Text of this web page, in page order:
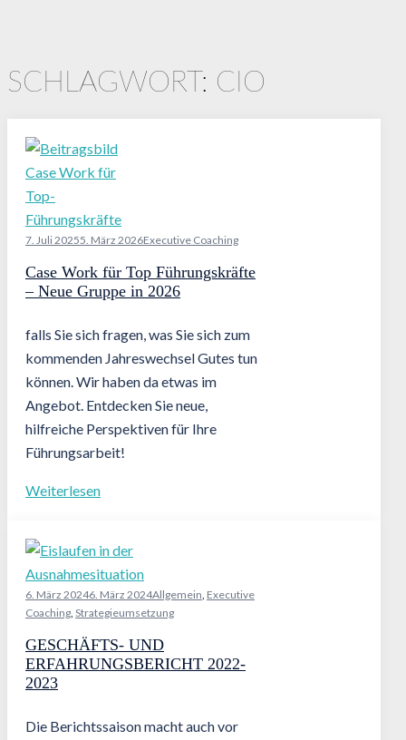
SCHLAGWORT: CIO
7. Juli 20255. März 2026Executive Coaching
Case Work für Top Führungskräfte
– Neue Gruppe in 2026
falls Sie sich fragen, was Sie sich zum
kommenden Jahreswechsel Gutes tun
können. Wir haben da etwas im
Angebot. Entdecken Sie neue,
hilfreiche Perspektiven für Ihre
Führungsarbeit!
Weiterlesen
6. März 20246. März 2024Allgemein, Executive
Coaching, Strategieumsetzung
GESCHÄFTS- UND
ERFAHRUNGSBERICHT 2022-
2023
Die Berichtssaison macht auch vor